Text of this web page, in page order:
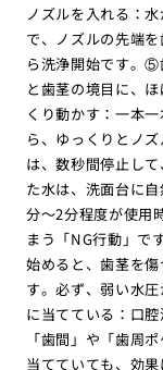
ノズルを入れる：
で、ノズルの先端
ら洗浄開始です。⑤
と歯茎の境目に、
くり動かす：一本
ら、ゆっくりとノ
は、数秒間停止し
た水は、洗面台に
分〜2分程度が使用
まう「NG行動」で
始めると、歯茎を
す。必ず、弱い水
に当てている：口
「歯間」や「歯周
当てていても、効